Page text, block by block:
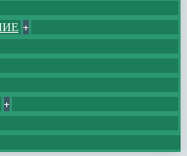
+
+